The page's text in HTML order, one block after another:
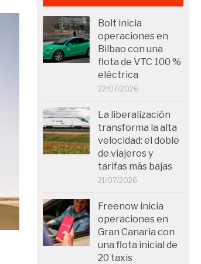
Bolt inicia
operaciones en
Bilbao con una
flota de VTC 100 %
eléctrica
22/07/2026
La liberalización
transforma la alta
velocidad: el doble
de viajeros y
tarifas más bajas
21/07/2026
Freenow inicia
operaciones en
Gran Canaria con
una flota inicial de
20 taxis